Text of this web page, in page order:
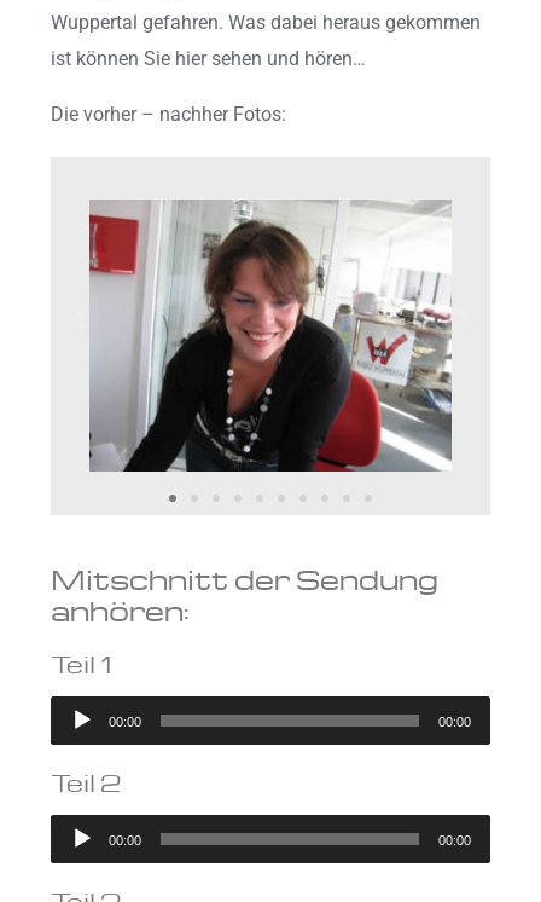
Wuppertal gefahren. Was dabei heraus gekommen
ist können Sie hier sehen und hören…
Die vorher – nachher Fotos:
Mitschnitt der Sendung
anhören:
Teil 1
Audio-
Player
00:00 00:00
Teil 2
Audio-
Player
00:00 00:00